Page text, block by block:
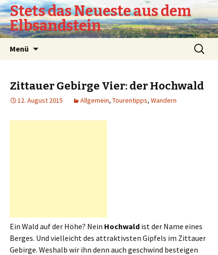
Stets das Neueste aus dem
Elbsandstein
Menü
Suchen
nach:
Zittauer Gebirge Vier: der Hochwald
12. August 2015 Allgemein, Tourentipps, Wandern
Ein Wald auf der Höhe? Nein Hochwald ist der Name eines
Berges. Und vielleicht des attraktivsten Gipfels im Zittauer
Gebirge. Weshalb wir ihn denn auch geschwind besteigen